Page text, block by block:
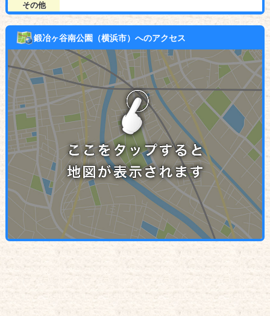
その他
鍛冶ヶ谷南公園（横浜市）へのアクセス